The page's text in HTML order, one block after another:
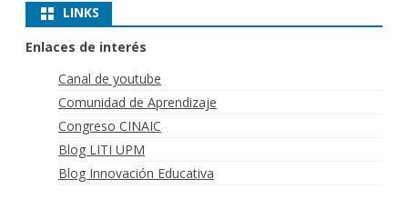
LINKS
Enlaces de interés
Canal de youtube
Comunidad de Aprendizaje
Congreso CINAIC
Blog LITI UPM
Blog Innovación Educativa